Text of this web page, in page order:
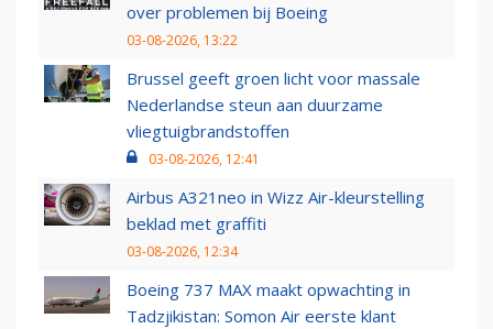
over problemen bij Boeing
03-08-2026, 13:22
Brussel geeft groen licht voor massale
Nederlandse steun aan duurzame
vliegtuigbrandstoffen
03-08-2026, 12:41
Airbus A321neo in Wizz Air-kleurstelling
beklad met graffiti
03-08-2026, 12:34
Boeing 737 MAX maakt opwachting in
Tadzjikistan: Somon Air eerste klant